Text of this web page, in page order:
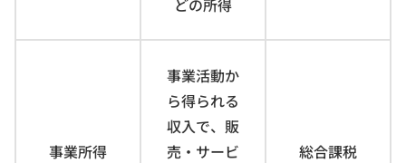
事業所得
事業活動か
ら得られる
収入で、販
売・サービ
総合課税